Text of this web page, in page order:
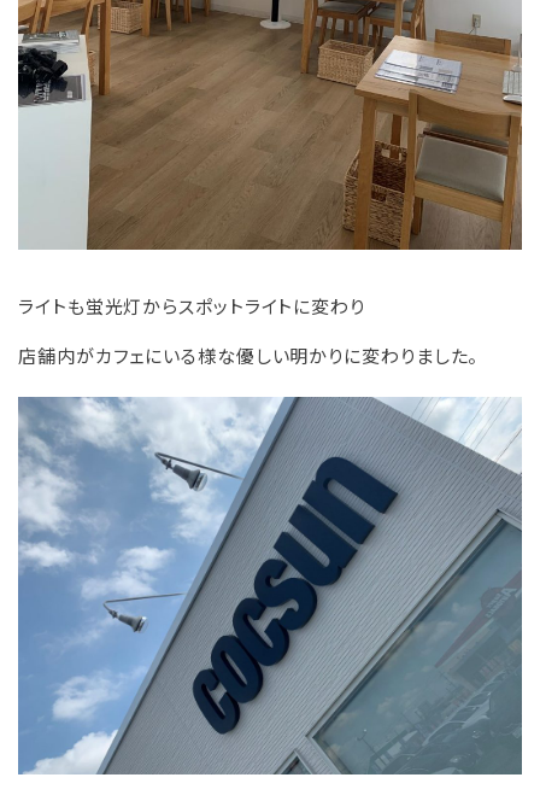
ライトも蛍光灯からスポットライトに変わり
店舗内がカフェにいる様な優しい明かりに変わりました。